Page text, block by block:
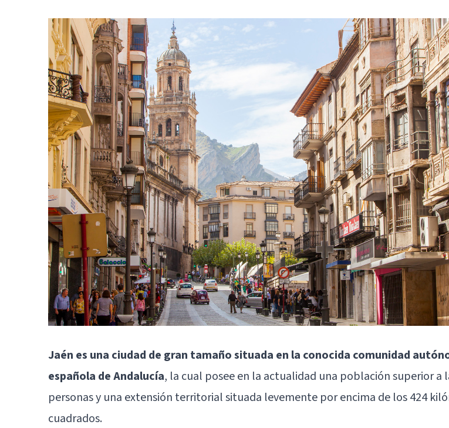
Jaén es una ciudad de gran tamaño situada en la conocida comunidad
española de Andalucía, la cual posee en la actualidad una población superior a
personas y una extensión territorial situada levemente por encima de los 424
cuadrados.